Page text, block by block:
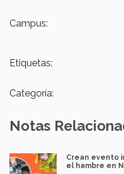
Campus:
Etiquetas:
Categoría:
Notas
Crean evento
el hambre en